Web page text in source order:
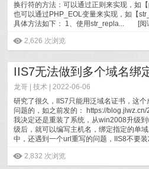
换行符的方法：可以通过正则来实现，如【
也可以通过PHP_EOL变量来实现，如【
具体方法如下： 1、使用str_repla...
[阅
ė 2,626 次浏览
IIS7无法做到多个域名绑
龙哥 |技术 | 2022-06-06
研究了很久，IIS7只能用泛域名证书，这
问题的，如之前发的： https://
我决定还是重装了系统，从win2008升级
级后，就可以编写主机名，绑定指定的单
中，还遇到一个url重写的问题，IIS8不要
ė 2,832 次浏览